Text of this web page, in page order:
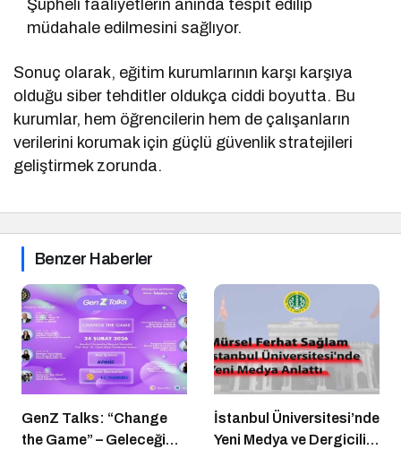
Şüpheli faaliyetlerin anında tespit edilip
müdahale edilmesini sağlıyor.
Sonuç olarak, eğitim kurumlarının karşı karşıya
olduğu siber tehditler oldukça ciddi boyutta. Bu
kurumlar, hem öğrencilerin hem de çalışanların
verilerini korumak için güçlü güvenlik stratejileri
geliştirmek zorunda.
Benzer Haberler
GenZ Talks: “Change
the Game” – Geleceği
İstanbul Üniversitesi’nde
Yeni Medya ve Dergicilik